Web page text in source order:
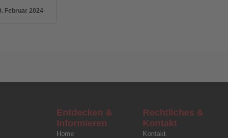
Februar 2024
Entdecken &
Informieren
Home
Rechtliches &
Kontakt
Kontakt